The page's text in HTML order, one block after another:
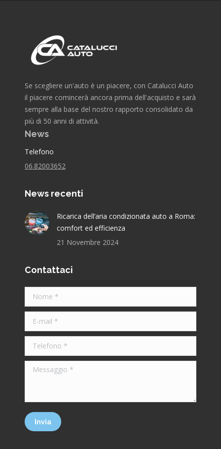
Se scegliere un'auto è un piacere, con Catalucci Auto
il piacere comincerà ancora prima dell'acquisto e sarà
sempre alla base del nostro rapporto consolidato da
più di 50 anni di attività.
News
Telefono
06.82003652
News recenti
Ricarica dell’aria condizionata auto a Roma:
comfort ed efficienza
21 Novembre 2024
Contattaci
Nome *
E-mail *
Telefono *
Messaggio *
Invia